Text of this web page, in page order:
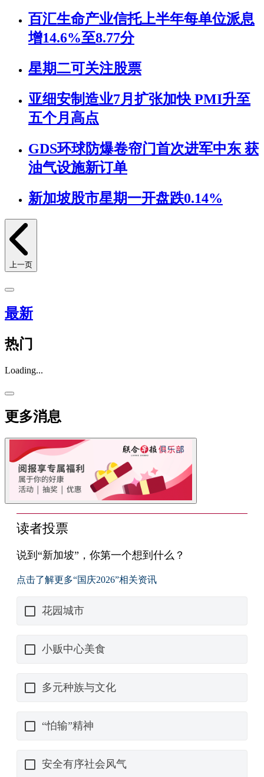
百汇生命产业信托上半年每单位派息
增14.6%至8.77分
星期二可关注股票
亚细安制造业7月扩张加快 PMI升至
五个月高点
GDS环球防爆卷帘门首次进军中东 获
油气设施新订单
新加坡股市星期一开盘跌0.14%
上一页
最新
热门
Loading...
更多消息